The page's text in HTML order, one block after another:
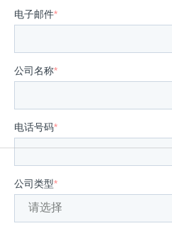
电子邮件*
公司名称*
电话号码*
公司类型*